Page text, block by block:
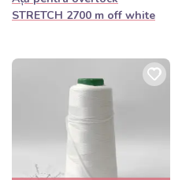
STRETCH 2700 m off white